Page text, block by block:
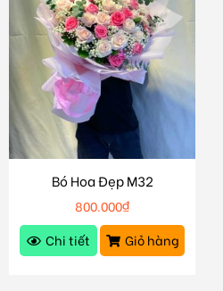
Bó Hoa Đẹp M32
800.000₫
Chi tiết
Giỏ hàng